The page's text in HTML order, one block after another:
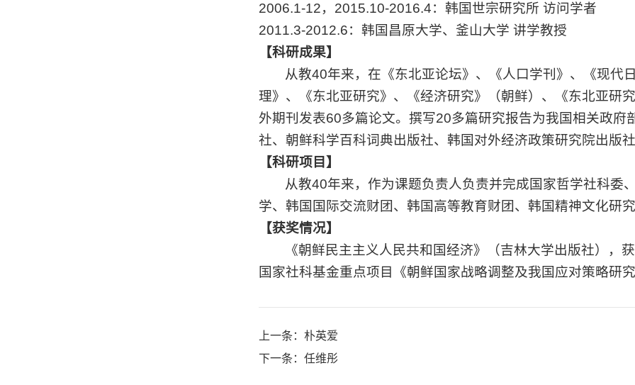
2006.1-12，2015.10-2016.4：韩国世宗研究所 访问学者
2011.3-2012.6：韩国昌原大学、釜山大学 讲学教授
【科研成果】
从教40年来，在《东北亚论坛》、《人口学刊》、《现代
理》、《东北亚研究》、《经济研究》（朝鲜）、《东北亚研
外期刊发表60多篇论文。撰写20多篇研究报告为我国相关政
社、朝鲜科学百科词典出版社、韩国对外经济政策研究院出版
【科研项目】
从教40年来，作为课题负责人负责并完成国家哲学社科委
学、韩国国际交流财团、韩国高等教育财团、韩国精神文化研
【获奖情况】
《朝鲜民主主义人民共和国经济》（吉林大学出版社），获
国家社科基金重点项目《朝鲜国家战略调整及我国应对策略研
上一条： 朴英爱
下一条： 任维彤